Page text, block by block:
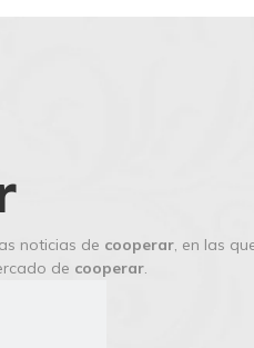
noticias de cooperar, en las
de cooperar.